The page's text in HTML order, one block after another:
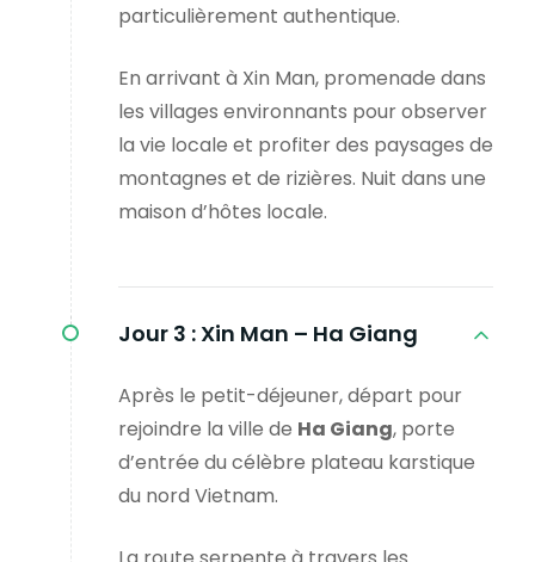
particulièrement authentique.
En arrivant à Xin Man, promenade dans
les villages environnants pour observer
la vie locale et profiter des paysages de
montagnes et de rizières. Nuit dans une
maison d’hôtes locale.
Jour 3 : Xin Man – Ha Giang
Après le petit-déjeuner, départ pour
rejoindre la ville de Ha Giang, porte
d’entrée du célèbre plateau karstique
du nord Vietnam.